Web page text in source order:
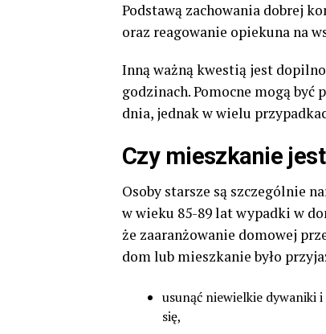
Podstawą zachowania dobrej
oraz reagowanie opiekuna na
Inną ważną kwestią jest
godzinach. Pomocne mogą
dnia, jednak w wielu
Czy mieszkanie
Osoby starsze są szczególnie
w wieku 85-89 lat wypadki w
że zaaranżowanie domowej
dom lub mieszkanie było
usunąć niewielkie dywaniki
się,